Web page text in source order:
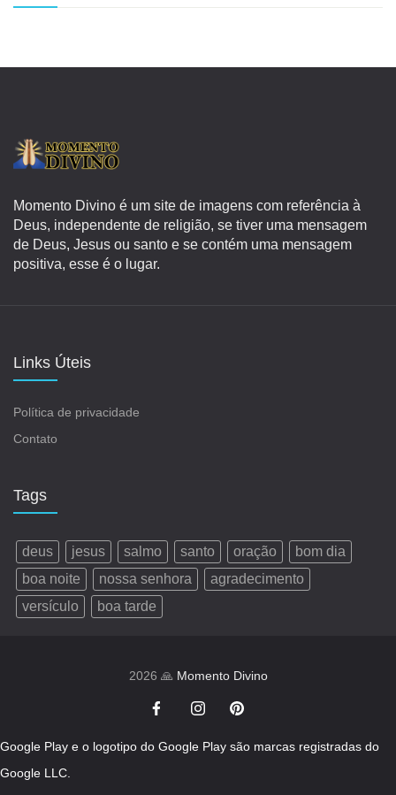
Momento Divino é um site de imagens com referência à
Deus, independente de religião, se tiver uma mensagem
de Deus, Jesus ou santo e se contém uma mensagem
positiva, esse é o lugar.
Links Úteis
Política de privacidade
Contato
Tags
deus jesus salmo santo oração
bom dia
boa noite
nossa senhora
agradecimento
versículo
boa tarde
2026 🙏 Momento Divino
Google Play e o logotipo do Google Play são marcas registradas do
Google LLC.